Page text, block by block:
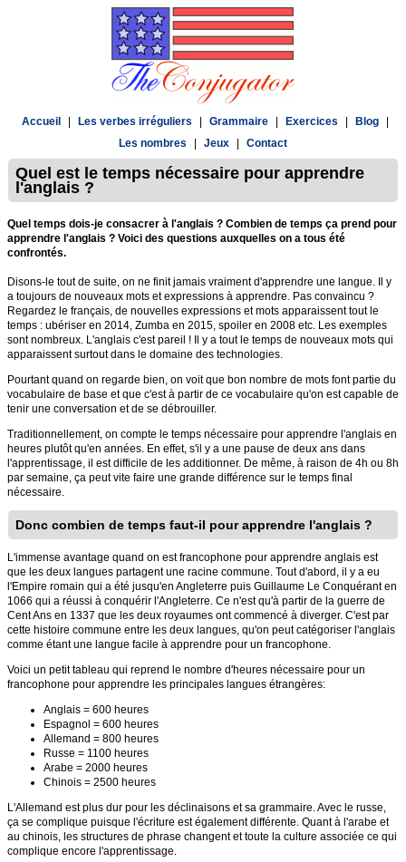
Accueil Les verbes irréguliers Grammaire Exercices Blog
Les nombres
Jeux Contact
Quel est le temps nécessaire pour apprendre
l'anglais ?
Quel temps dois-je consacrer à l'anglais ? Combien de temps ça prend pour
apprendre l'anglais ? Voici des questions auxquelles on a tous été
confrontés.
Disons-le tout de suite, on ne finit jamais vraiment d'apprendre une langue. Il y
a toujours de nouveaux mots et expressions à apprendre. Pas convaincu ?
Regardez le français, de nouvelles expressions et mots apparaissent tout le
temps : ubériser en 2014, Zumba en 2015, spoiler en 2008 etc. Les exemples
sont nombreux. L'anglais c'est pareil ! Il y a tout le temps de nouveaux mots qui
apparaissent surtout dans le domaine des technologies.
Pourtant quand on regarde bien, on voit que bon nombre de mots font partie du
vocabulaire de base et que c'est à partir de ce vocabulaire qu'on est capable de
tenir une conversation et de se débrouiller.
Traditionnellement, on compte le temps nécessaire pour apprendre l'anglais en
heures plutôt qu'en années. En effet, s'il y a une pause de deux ans dans
l'apprentissage, il est difficile de les additionner. De même, à raison de 4h ou 8h
par semaine, ça peut vite faire une grande différence sur le temps final
nécessaire.
Donc combien de temps faut-il pour apprendre l'anglais ?
L'immense avantage quand on est francophone pour apprendre anglais est
que les deux langues partagent une racine commune. Tout d'abord, il y a eu
l'Empire romain qui a été jusqu'en Angleterre puis Guillaume Le Conquérant en
1066 qui a réussi à conquérir l'Angleterre. Ce n'est qu'à partir de la guerre de
Cent Ans en 1337 que les deux royaumes ont commencé à diverger. C'est par
cette histoire commune entre les deux langues, qu'on peut catégoriser l'anglais
comme étant une langue facile à apprendre pour un francophone.
Voici un petit tableau qui reprend le nombre d'heures nécessaire pour un
francophone pour apprendre les principales langues étrangères:
Anglais = 600 heures
Espagnol = 600 heures
Allemand = 800 heures
Russe = 1100 heures
Arabe = 2000 heures
Chinois = 2500 heures
L'Allemand est plus dur pour les déclinaisons et sa grammaire. Avec le russe,
ça se complique puisque l'écriture est également différente. Quant à l'arabe et
au chinois, les structures de phrase changent et toute la culture associée ce qui
complique encore l'apprentissage.